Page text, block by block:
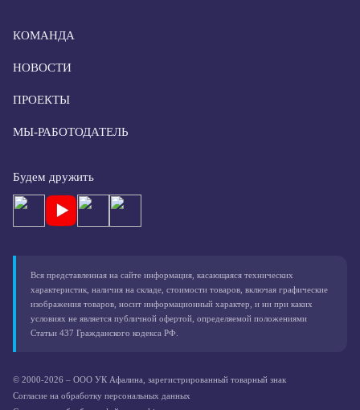
КОМАНДА
НОВОСТИ
ПРОЕКТЫ
МЫ-РАБОТОДАТЕЛЬ
Будем дружить
Вся представленная на сайте информация, касающаяся технических
характеристик, наличия на складе, стоимости товаров, включая графические
изображения товаров, носит информационный характер, и ни при каких
условиях не является публичной офертой, определяемой положениями
Статьи 437 Гражданского кодекса РФ.
© 2000-2026 – ООО УК Афалина, зарегистрированный товарный знак
Согласие на обработку персональных данных